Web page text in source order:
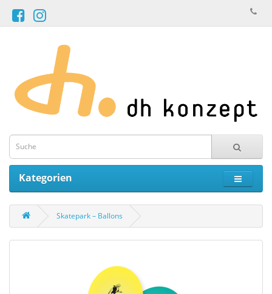
Kategorien
Skatepark – Ballons